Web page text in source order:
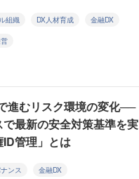
組織 DX人材育成 金融DX
進むリスク環境の変化──
で最新の安全対策基準を実
管理」とは
ンス 金融DX